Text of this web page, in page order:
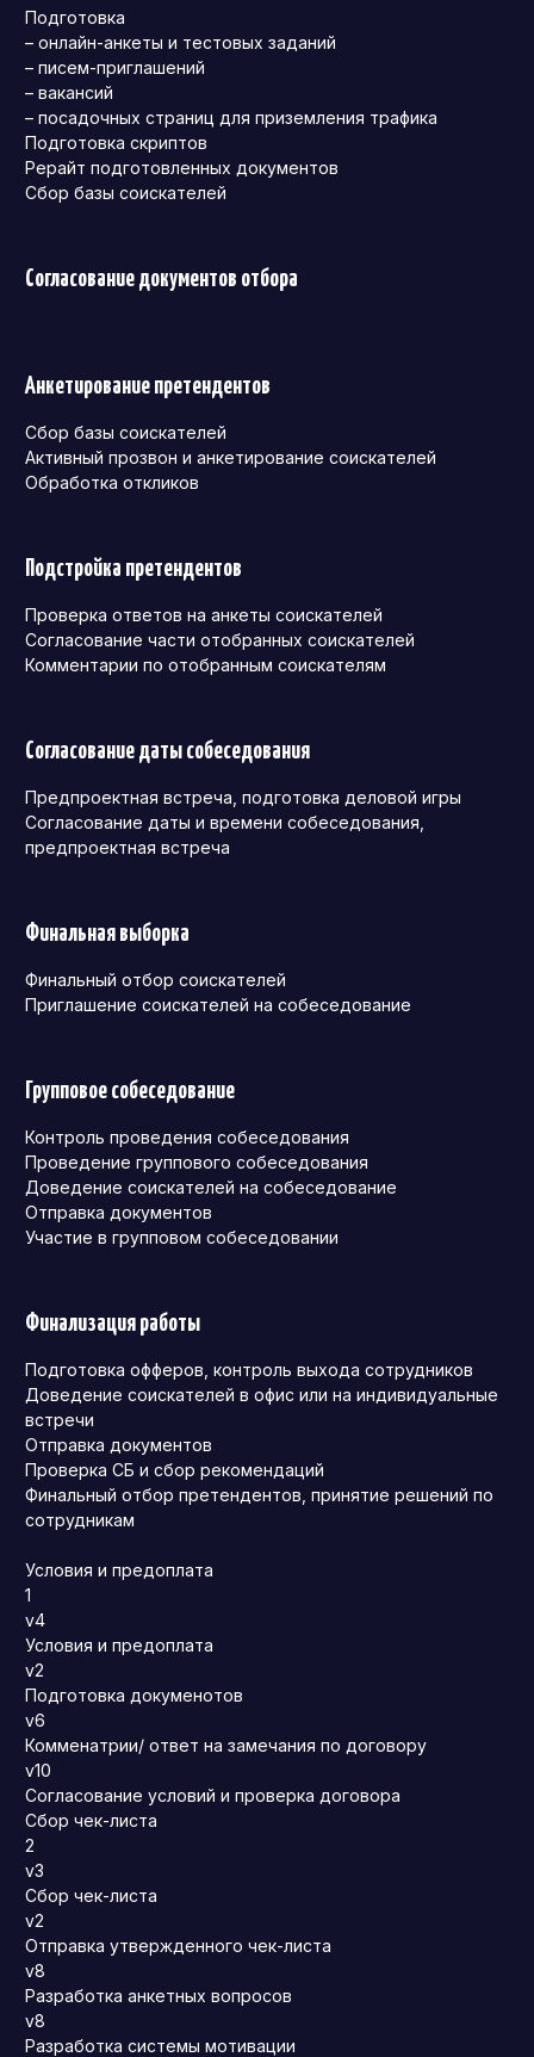
Подготовка
– онлайн-анкеты и тестовых заданий
– писем-приглашений
– вакансий
– посадочных страниц для приземления трафика
Подготовка скриптов
Рерайт подготовленных документов
Сбор базы соискателей
Согласование документов отбора
Анкетирование претендентов
Сбор базы соискателей
Активный прозвон и анкетирование соискателей
Обработка откликов
Подстройка претендентов
Проверка ответов на анкеты соискателей
Согласование части отобранных соискателей
Комментарии по отобранным соискателям
Согласование даты собеседования
Предпроектная встреча, подготовка деловой игры
Согласование даты и времени собеседования,
предпроектная встреча
Финальная выборка
Финальный отбор соискателей
Приглашение соискателей на собеседование
Групповое собеседование
Контроль проведения собеседования
Проведение группового собеседования
Доведение соискателей на собеседование
Отправка документов
Участие в групповом собеседовании
Финализация работы
Подготовка офферов, контроль выхода сотрудников
Доведение соискателей в офис или на индивидуальные
встречи
Отправка документов
Проверка СБ и сбор рекомендаций
Финальный отбор претендентов, принятие решений по
сотрудникам
Условия и предоплата
1
v4
Условия и предоплата
v2
Подготовка докуменотов
v6
Комменатрии/ ответ на замечания по договору
v10
Согласование условий и проверка договора
Сбор чек-листа
2
v3
Сбор чек-листа
v2
Отправка утвержденного чек-листа
v8
Разработка анкетных вопросов
v8
Разработка системы мотивации